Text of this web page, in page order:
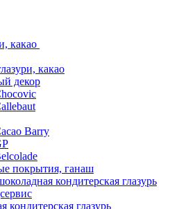
какао
какао
декор
Barry
покрытия, ганаш
кондитерская глазурь
кондитерская глазурь